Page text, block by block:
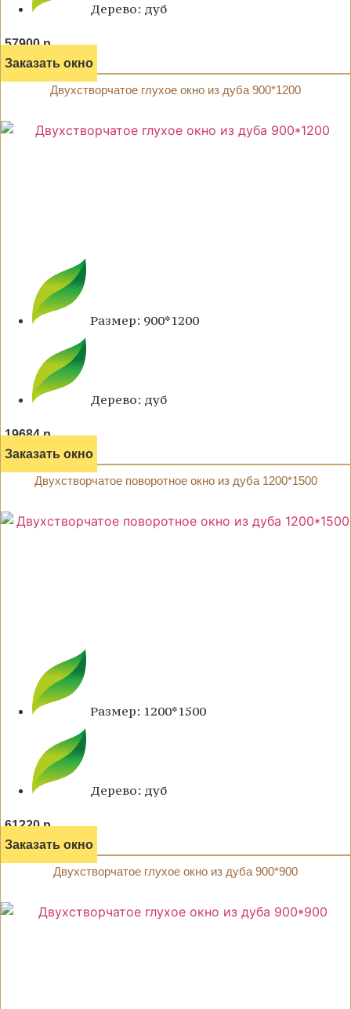
Дерево: дуб
57900 р.
Заказать окно
Двухстворчатое глухое окно из дуба 900*1200
Размер: 900*1200
Дерево: дуб
19684 р.
Заказать окно
Двухстворчатое поворотное окно из дуба 1200*1500
Размер: 1200*1500
Дерево: дуб
61220 р.
Заказать окно
Двухстворчатое глухое окно из дуба 900*900